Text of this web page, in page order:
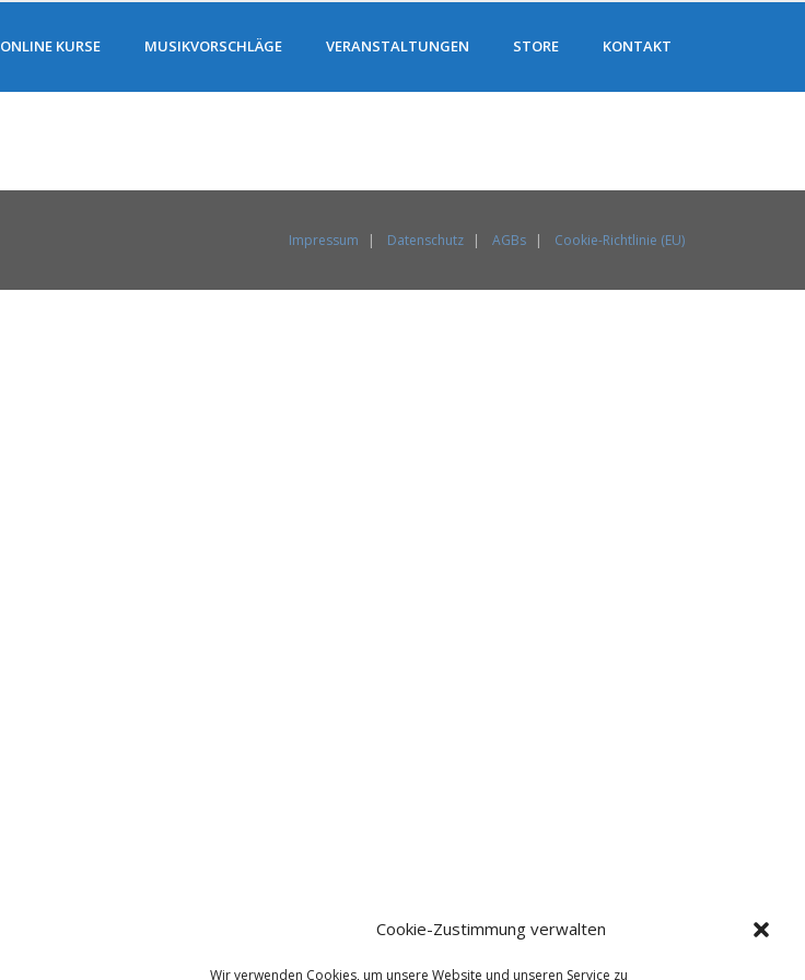
Cookie-Zustimmung verwalten
Wir verwenden Cookies, um unsere Website und unseren Service zu
ONLINE KURSE MUSIKVORSCHLÄGE VERANSTALTUNGEN STORE KONTAKT
Impressum Datenschutz AGBs Cookie-Richtlinie (EU)